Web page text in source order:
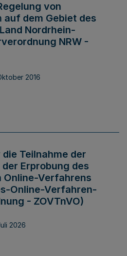
von
dem Gebiet des
Nordrhein-
NRW -
2016
Teilnahme der
Erprobung des
Verfahrens
Online-Verfahren-
- ZOVTnVO)
2026